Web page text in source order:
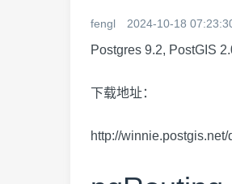
fengl 2024-10-18
Postgres 9.2, PostGIS
下载地址：
http://